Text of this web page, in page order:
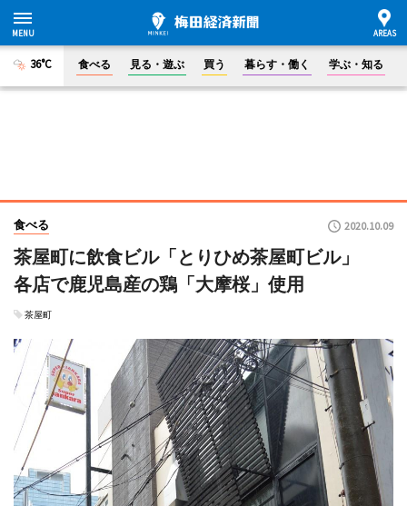
36°C 食べる 見る・遊ぶ 買う 暮らす・働く 学ぶ・知る
食べる 2020.10.09
茶屋町に飲食ビル「とりひめ茶屋町ビル」
各店で鹿児島産の鶏「大摩桜」使用
茶屋町